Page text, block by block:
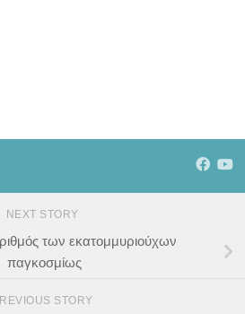
NEXT STORY
των εκατομμυριούχων
παγκοσμίως
STORY